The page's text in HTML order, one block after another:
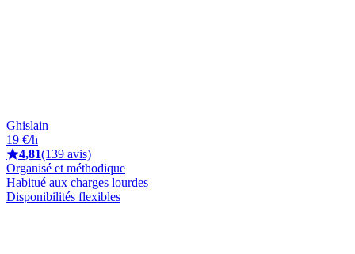
Ghislain
19 €/h
4,81(139 avis)
Organisé et méthodique
Habitué aux charges lourdes
Disponibilités flexibles